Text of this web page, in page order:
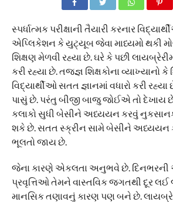
સ્પર્ધાત્મક પરીક્ષાની તૈયારી કરનાર
એપ્લિકેશન કે યુટ્યૂબ જેવા માધ્યમો થકી
શિક્ષણ મેળવી રહ્યા છે. ઘરે કે પછી
કરી રહ્યા છે. તજજ્ઞ શિક્ષકોના વ્યાખ્યાનો કે
વિદ્યાર્થીઓ સતત જ્ઞાનમાં વધારો કરી
પાસું છે. પરંતુ બીજી બાજુ જોઈએ તો દેખાય છે
કલાકો સુધી બેસીને અધ્યયન કરવું
શકે છે. સતત સ્ક્રીન સામે બેસીને અધ્યયન
ભૂલતો જાય છે.
જેના કારણે એકલતા અનુભવે છે.
પ્રવૃત્તિઓ તેમને વાસ્તવિક જગતથી દૂર લઈ
માનસિક તણાવનું કારણ પણ બને છે.